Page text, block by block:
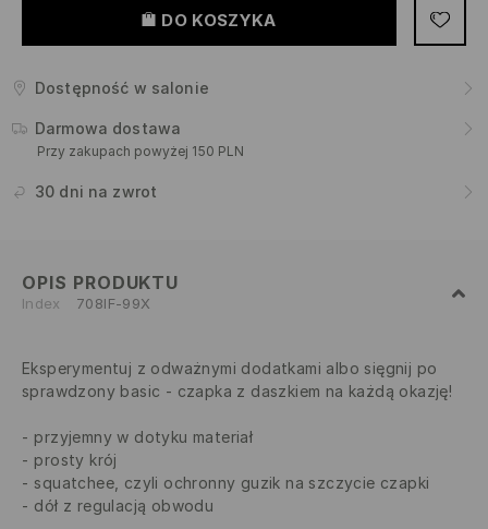
DO KOSZYKA
Dostępność w salonie
Darmowa dostawa
Przy zakupach powyżej 150 PLN
30 dni na zwrot
OPIS PRODUKTU
Index 708IF-99X
Eksperymentuj z odważnymi dodatkami albo sięgnij po
sprawdzony basic - czapka z daszkiem na każdą okazję!
przyjemny w dotyku materiał
prosty krój
squatchee, czyli ochronny guzik na szczycie czapki
dół z regulacją obwodu